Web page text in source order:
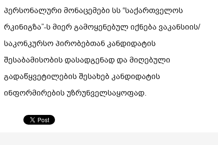
პერსონალური მონაცემები სს “საქართველოს
რკინიგზა”-ს მიერ გამოყენებულ იქნება ვაკანსიის/
საკონკურსო პირობებთან კანდიდატის
შესაბამისობის დასადგენად და მიღებული
გადაწყვეტილების შესახებ კანდიდატის
ინფორმირების უზრუნველსაყოფად.